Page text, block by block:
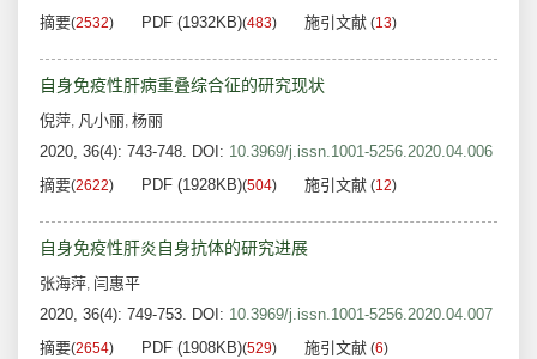
摘要(2532) PDF (1932KB)(483) 施引文献 (13)
自身免疫性肝病重叠综合征的研究现状
倪萍, 凡小丽, 杨丽
2020, 36(4): 743-748. DOI: 10.3969/j.issn.1001-5256.2020.04.006
摘要(2622) PDF (1928KB)(504) 施引文献 (12)
自身免疫性肝炎自身抗体的研究进展
张海萍, 闫惠平
2020, 36(4): 749-753. DOI: 10.3969/j.issn.1001-5256.2020.04.007
摘要(2654) PDF (1908KB)(529) 施引文献 (6)